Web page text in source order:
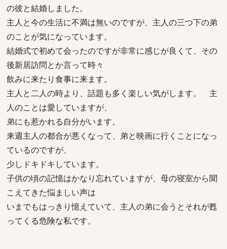
の彼と結婚しました。
主人と今の生活に不満は無いのですが、主人の三つ下の弟
のことが気になっています。
結婚式で初めて会ったのですが非常に感じが良くて、その
後新居訪問とか言って時々
飲みに来たり食事に来ます。
主人と二人の時より、話題も多く楽しい気がします。 主
人のことは愛していますが、
弟にも惹かれる自分がいます。
来週主人の都合が悪くなって、弟と映画に行くことになっ
ているのですが、
少しドキドキしています。
子供の頃の記憶はかなり忘れていますが、母の寝室から聞
こえてきた悩ましい声は
いまでもはっきり憶えていて、主人の弟に会うとそれが甦
ってくる危険な私です。